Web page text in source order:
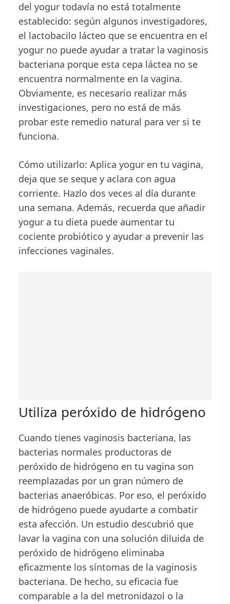
del yogur todavía no está totalmente
establecido: según algunos investigadores,
el lactobacilo lácteo que se encuentra en el
yogur no puede ayudar a tratar la vaginosis
bacteriana porque esta cepa láctea no se
encuentra normalmente en la vagina.
Obviamente, es necesario realizar más
investigaciones, pero no está de más
probar este remedio natural para ver si te
funciona.
Cómo utilizarlo: Aplica yogur en tu vagina,
deja que se seque y aclara con agua
corriente. Hazlo dos veces al día durante
una semana. Además, recuerda que añadir
yogur a tu dieta puede aumentar tu
cociente probiótico y ayudar a prevenir las
infecciones vaginales.
Utiliza peróxido de hidrógeno
Cuando tienes vaginosis bacteriana, las
bacterias normales productoras de
peróxido de hidrógeno en tu vagina son
reemplazadas por un gran número de
bacterias anaeróbicas. Por eso, el peróxido
de hidrógeno puede ayudarte a combatir
esta afección. Un estudio descubrió que
lavar la vagina con una solución diluida de
peróxido de hidrógeno eliminaba
eficazmente los síntomas de la vaginosis
bacteriana. De hecho, su eficacia fue
comparable a la del metronidazol o la